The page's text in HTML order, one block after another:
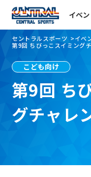
イベ
イベ
トピックス
イベント一覧
イベントレポート
セントラルスポーツ
イベ
第9回 ちびっこスイミング
こども向け
第9回 ち
グチャレ